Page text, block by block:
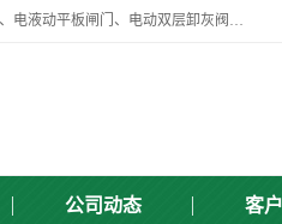
扬州中悦机械有限公司目前主要产品有：全自动液压纠偏器、液压拉紧、电液动三通分料器、电液动犁式卸料器、电液动平板闸门、电动双层卸灰阀、标准件、紧固件、液压泵站、新型电液推杆、皮带全自动液压调正器等，以及除尘通风类百余种产品系列。产品广泛适用于矿山、电力、煤矿、冶金、交通、化工、水利等行业。
公司动态 客